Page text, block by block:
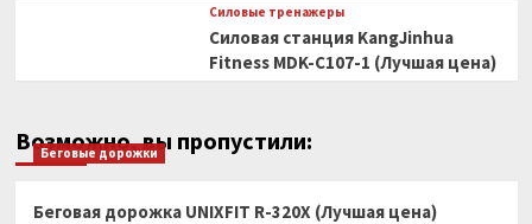
Силовые тренажеры
Силовая станция KangJinhua
Fitness MDK-C107-1 (Лучшая цена)
Возможно, вы пропустили:
Беговые дорожки
Беговая дорожка UNIXFIT R-320X (Лучшая цена)